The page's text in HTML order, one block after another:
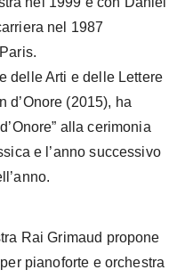
nel 1987
delle Arti e delle Lettere
d’Onore (2015), ha
alla cerimonia
e l’anno successivo
Rai Grimaud propone
pianoforte e orchestra